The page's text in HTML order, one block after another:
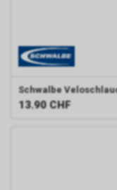
Schwalbe
13.90 CHF